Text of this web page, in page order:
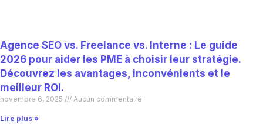
Agence SEO vs. Freelance vs. Interne : Le guide
2026 pour aider les PME à choisir leur stratégie.
Découvrez les avantages, inconvénients et le
meilleur ROI.
novembre 6, 2025 Aucun commentaire
Lire plus »